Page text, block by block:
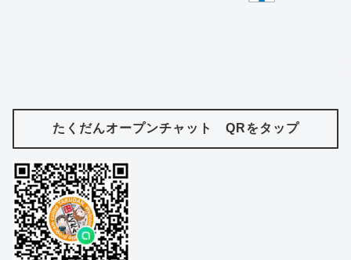
たくだんオープンチャット QRをタップ